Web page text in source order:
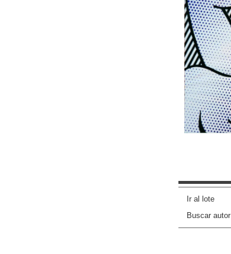
Ir al lote
Buscar autor